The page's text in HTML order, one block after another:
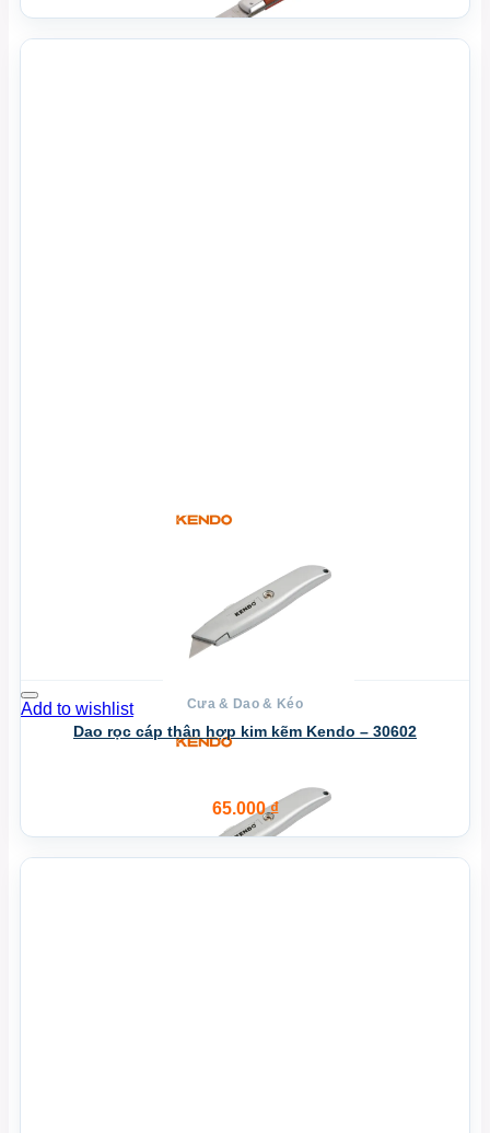
Add to wishlist Cưa & Dao & Kéo
Dao rọc cáp thân hợp kim kẽm Kendo – 30602
65.000₫